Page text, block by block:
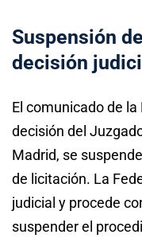
Suspensión
decisión
El comunicado de la
decisión del
Madrid, se
de licitación. La
judicial y procede
suspender el